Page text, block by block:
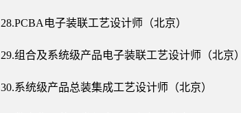
28.PCBA电子装联工艺设计师（北京）
29.组合及系统级产品电子装联工艺设计师（北京）
30.系统级产品总装集成工艺设计师（北京）